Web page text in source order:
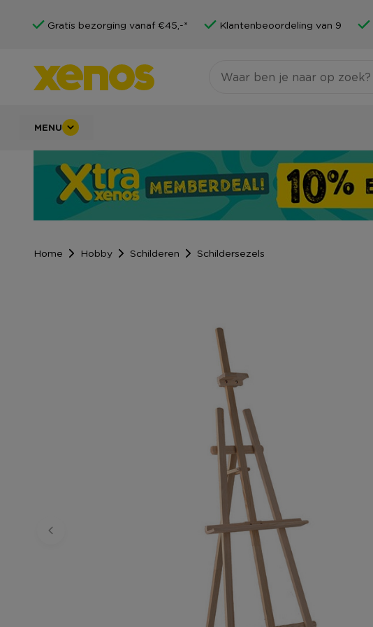
Gratis bezorging vanaf €45,-* Klantenbeoordeling van 9
MENU
Home Hobby Schilderen Schildersezels